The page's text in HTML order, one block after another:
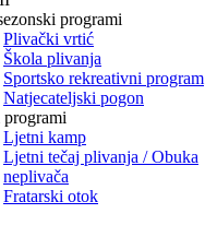
programi
Plivački vrtić
Škola plivanja
Sportsko rekreativni program
Natjecateljski pogon
Ljetni kamp
Ljetni tečaj plivanja / Obuka
neplivača
Fratarski otok